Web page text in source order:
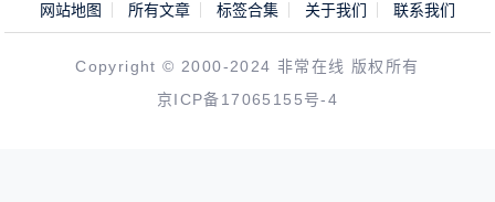
网站地图 所有文章 标签合集 关于我们 联系我们
Copyright © 2000-2024 非常在线 版权所有
京ICP备17065155号-4